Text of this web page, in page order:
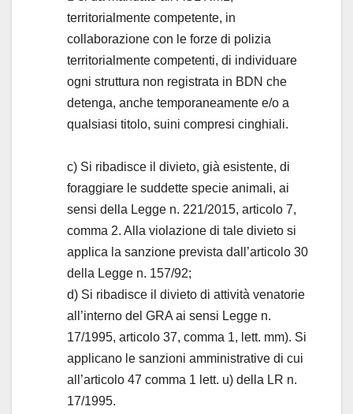
territorialmente competente, in
collaborazione con le forze di polizia
territorialmente competenti, di individuare
ogni struttura non registrata in BDN che
detenga, anche temporaneamente e/o a
qualsiasi titolo, suini compresi cinghiali.
c) Si ribadisce il divieto, già esistente, di
foraggiare le suddette specie animali, ai
sensi della Legge n. 221/2015, articolo 7,
comma 2. Alla violazione di tale divieto si
applica la sanzione prevista dall’articolo 30
della Legge n. 157/92;
d) Si ribadisce il divieto di attività venatorie
all’interno del GRA ai sensi Legge n.
17/1995, articolo 37, comma 1, lett. mm). Si
applicano le sanzioni amministrative di cui
all’articolo 47 comma 1 lett. u) della LR n.
17/1995.